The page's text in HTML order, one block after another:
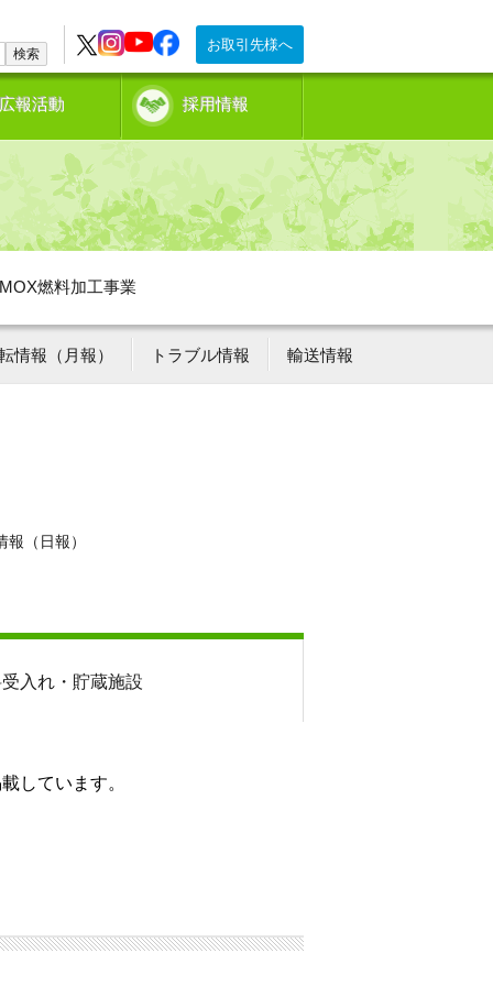
お取引先様へ
検索
報活動 採用情報
燃料加工事業
情報（月報） トラブル情報 輸送情報
（日報）
受入れ・貯蔵施設
しています。